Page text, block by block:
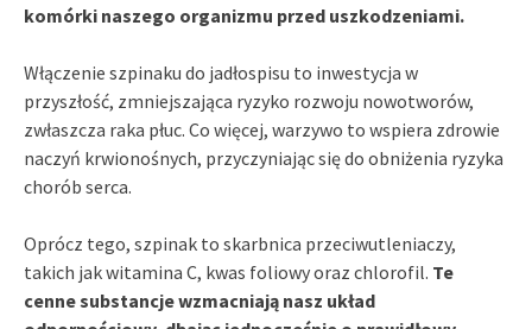
komórki naszego organizmu przed uszkodzeniami.
Włączenie szpinaku do jadłospisu to inwestycja w
przyszłość, zmniejszająca ryzyko rozwoju nowotworów,
zwłaszcza raka płuc. Co więcej, warzywo to wspiera zdrowie
naczyń krwionośnych, przyczyniając się do obniżenia ryzyka
chorób serca.
Oprócz tego, szpinak to skarbnica przeciwutleniaczy,
takich jak witamina C, kwas foliowy oraz chlorofil. Te
cenne substancje wzmacniają nasz układ